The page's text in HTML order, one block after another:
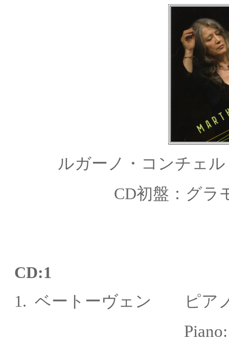
ルガーノ・コンチェ
CD初盤：グラ
CD:1
1. ベートーヴェン ピア